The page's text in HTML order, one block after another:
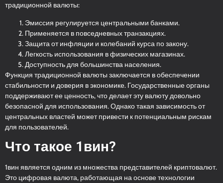
традиционной валюты:
Эмиссия регулируется центральными банками.
Применяется в повседневных транзакциях.
Защита от инфляции и колебаний курса по закону.
Легкость использования в физических магазинах.
Доступность для большинства населения.
Функция традиционной валюты заключается в обеспечении
стабильности и доверия в экономике. Государственные органы
поддерживают ее ценность, что делает эту валюту довольно
безопасной для использования. Однако такая зависимость от
центральных властей может привести к потенциальным рискам
для пользователей.
Что такое 1вин?
1вин является одним из множества представителей криптовалют.
Это цифровая валюта, работающая на основе технологии